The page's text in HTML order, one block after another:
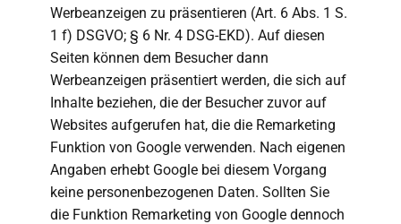
Werbeanzeigen zu präsentieren (Art. 6 Abs. 1 S.
1 f) DSGVO; § 6 Nr. 4 DSG-EKD). Auf diesen
Seiten können dem Besucher dann
Werbeanzeigen präsentiert werden, die sich auf
Inhalte beziehen, die der Besucher zuvor auf
Websites aufgerufen hat, die die Remarketing
Funktion von Google verwenden. Nach eigenen
Angaben erhebt Google bei diesem Vorgang
keine personenbezogenen Daten. Sollten Sie
die Funktion Remarketing von Google dennoch